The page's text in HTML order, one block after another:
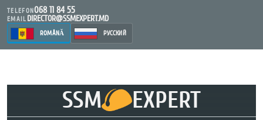
TELEFON068 11 84 55
EMAIL DIRECTOR@SSMEXPERT.MD
ROMÂNĂ РУССКИЙ
SSM EXPERT